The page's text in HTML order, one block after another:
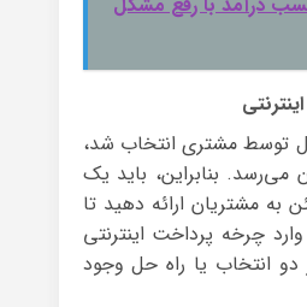
توسط مشتری انتخاب شد،
بنابراین، باید یک
به مشتریان ارائه دهید تا
چرخه پرداخت اینترنتی
دو انتخاب یا راه حل وجود